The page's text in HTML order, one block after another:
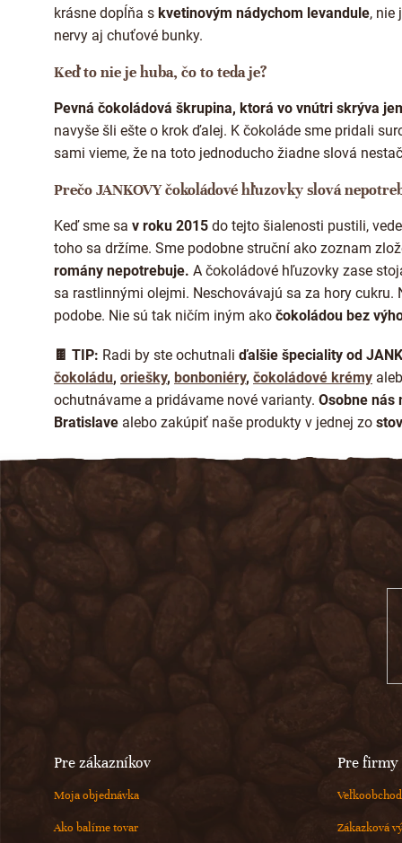
krásne dopĺňa s kvetinovým nádychom levandule, nie
nervy aj chuťové bunky.
Keď to nie je huba, čo to teda je?
Pevná čokoládová škrupina, ktorá vo vnútri skrýva
navyše šli ešte o krok ďalej. K čokoláde sme pridali
sami vieme, že na toto jednoducho žiadne slová
Prečo JANKOVY čokoládové hľuzovky slová
Keď sme sa v roku 2015 do tejto šialenosti pustili,
toho sa držíme. Sme podobne struční ako zoznam
romány nepotrebuje. A čokoládové hľuzovky zase
sa rastlinnými olejmi. Neschovávajú sa za hory
podobe. Nie sú tak ničím iným ako čokoládou bez
🍫 TIP: Radi by ste ochutnali ďalšie špeciality od
čokoládu, oriešky, bonboniéry, čokoládové krémy
ochutnávame a pridávame nové varianty. Osobne nás
Bratislave alebo zakúpiť naše produkty v jednej zo
Z
á
p
ä
Pre zákazníkov
Moja objednávka
Ako balíme tovar
Pre firmy
Veľkoobchod
Zákazková